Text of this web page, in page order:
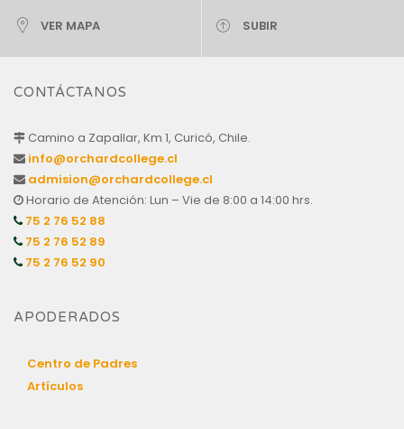
VER MAPA SUBIR
CONTÁCTANOS
Camino a Zapallar, Km 1, Curicó, Chile.
info@orchardcollege.cl
admision@orchardcollege.cl
Horario de Atención: Lun – Vie de 8:00 a 14:00 hrs.
75 2 76 52 88
75 2 76 52 89
75 2 76 52 90
APODERADOS
Centro de Padres
Artículos